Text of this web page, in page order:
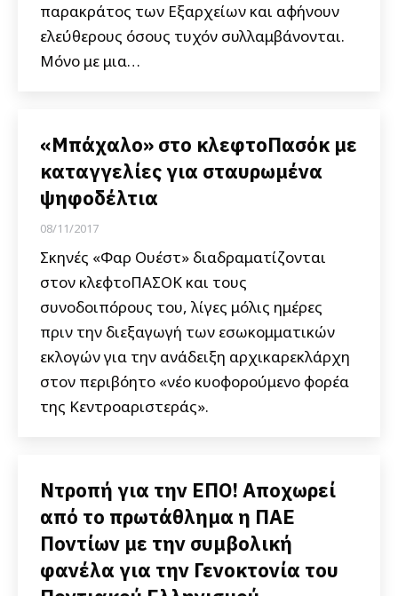
παρακράτος των Εξαρχείων και αφήνουν
ελεύθερους όσους τυχόν συλλαμβάνονται.
Μόνο με μια…
«Μπάχαλο» στο κλεφτοΠασόκ με
καταγγελίες για σταυρωμένα
ψηφοδέλτια
08/11/2017
Σκηνές «Φαρ Ουέστ» διαδραματίζονται
στον κλεφτοΠΑΣΟΚ και τους
συνοδοιπόρους του, λίγες μόλις ημέρες
πριν την διεξαγωγή των εσωκομματικών
εκλογών για την ανάδειξη αρχικαρεκλάρχη
στον περιβόητο «νέο κυοφορούμενο φορέα
της Κεντροαριστεράς».
Ντροπή για την ΕΠΟ! Αποχωρεί
από το πρωτάθλημα η ΠΑΕ
Ποντίων με την συμβολική
φανέλα για την Γενοκτονία του